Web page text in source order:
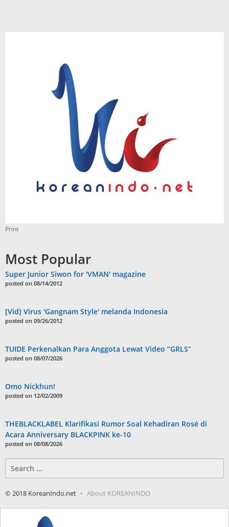
Print
Most Popular
Super Junior Siwon for 'VMAN' magazine
posted on 08/14/2012
[Vid] Virus 'Gangnam Style' melanda Indonesia
posted on 09/26/2012
TUIDE Perkenalkan Para Anggota Lewat Video “GRLS”
posted on 08/07/2026
Omo Nickhun!
posted on 12/02/2009
THEBLACKLABEL Klarifikasi Rumor Soal Kehadiran Rosé di
Acara Anniversary BLACKPINK ke-10
posted on 08/08/2026
for:
© 2018 KoreanIndo.net About KOREANINDO